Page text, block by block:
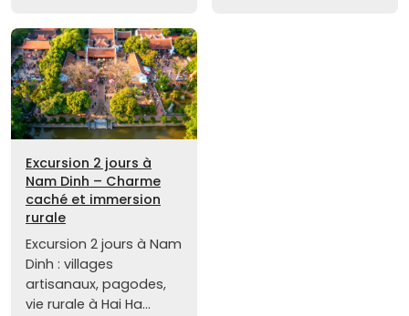
Excursion 2 jours à
Nam Dinh – Charme
caché et immersion
rurale
Excursion 2 jours à Nam
Dinh : villages
artisanaux, pagodes,
vie rurale à Hai Ha...